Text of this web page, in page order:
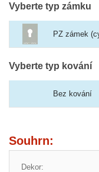
Vyberte typ zámku
PZ zámek
Vyberte typ kování
Bez kování
Souhrn:
Dekor: